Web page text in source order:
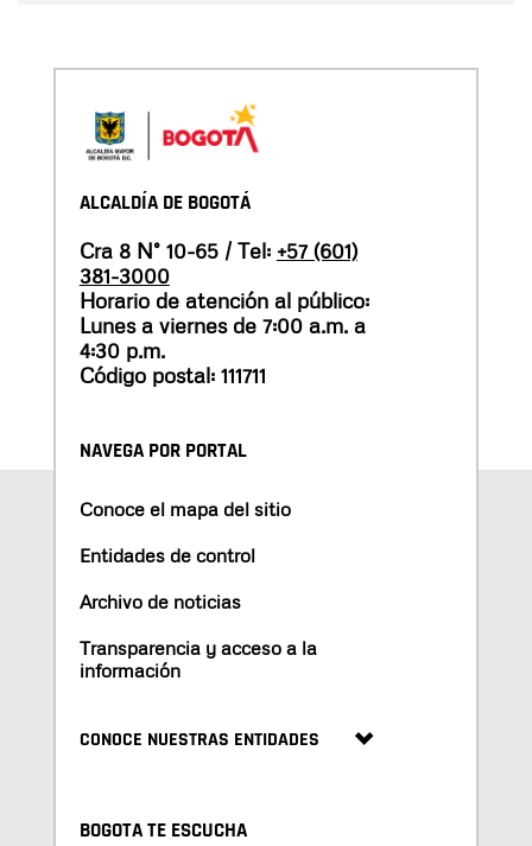
ALCALDÍA DE BOGOTÁ
Cra 8 N° 10-65 / Tel: +57 (601)
381-3000
Horario de atención al público:
Lunes a viernes de 7:00 a.m. a
4:30 p.m.
Código postal: 111711
NAVEGA POR PORTAL
Conoce el mapa del sitio
Entidades de control
Archivo de noticias
Transparencia y acceso a la
información
CONOCE NUESTRAS ENTIDADES
BOGOTA TE ESCUCHA